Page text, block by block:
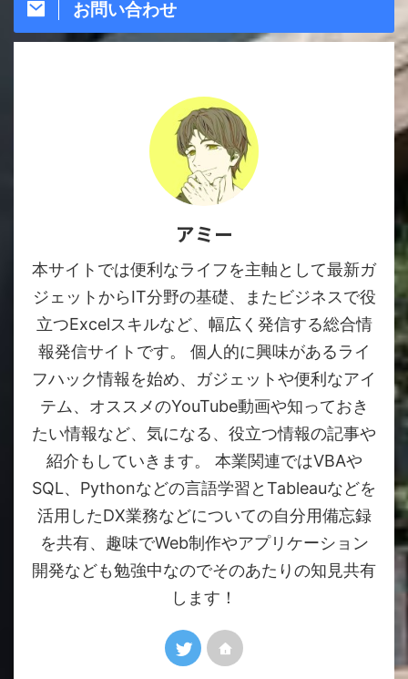
お問い合わせ
アミー
本サイトでは便利なライフを主軸として最新ガ
ジェットからIT分野の基礎、またビジネスで役
立つExcelスキルなど、幅広く発信する総合情
報発信サイトです。 個人的に興味があるライ
フハック情報を始め、ガジェットや便利なアイ
テム、オススメのYouTube動画や知っておき
たい情報など、気になる、役立つ情報の記事や
紹介もしていきます。 本業関連ではVBAや
SQL、Pythonなどの言語学習とTableauなどを
活用したDX業務などについての自分用備忘録
を共有、趣味でWeb制作やアプリケーション
開発なども勉強中なのでそのあたりの知見共有
します！